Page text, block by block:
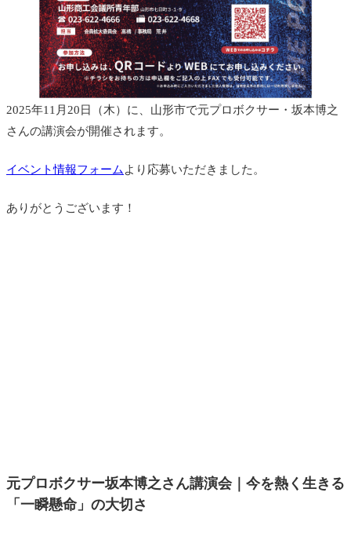
2025年11月20日（木）に、山形市で元プロボクサー・坂本博之
さんの講演会が開催されます。
イベント情報フォームより応募いただきました。
ありがとうございます！
元プロボクサー坂本博之さん講演会｜今を熱く生きる
「一瞬懸命」の大切さ